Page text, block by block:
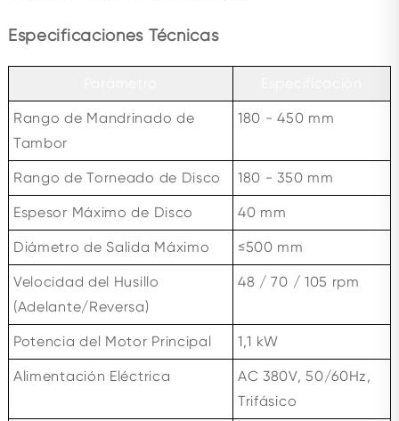
Especificaciones Técnicas
Rango de Mandrinado de
Tambor
180 - 450 mm
Rango de Torneado de Disco 180 - 350 mm
Espesor Máximo de Disco 40 mm
Diámetro de Salida Máximo ≤500 mm
Velocidad del Husillo
(Adelante/Reversa)
48 / 70 / 105 rpm
Potencia del Motor Principal 1,1 kW
Alimentación Eléctrica
AC 380V, 50/60Hz,
Trifásico